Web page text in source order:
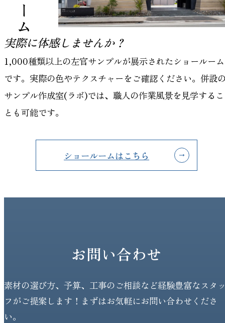
実際に体感しませんか？
1,000種類以上の左官サンプルが展示されたショールーム
です。実際の色やテクスチャーをご確認ください。併設
サンプル作成室(ラボ)では、職人の作業風景を見学するこ
とも可能です。
ショールームはこちら
お問い合わせ
素材の選び方、予算、工事のご相談など経験豊富なスタ
フがご提案します！まずはお気軽にお問い合わせくださ
い。